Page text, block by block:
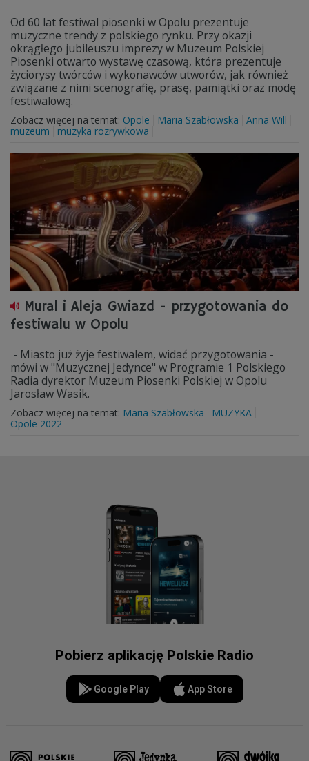
Od 60 lat festiwal piosenki w Opolu prezentuje
muzyczne trendy z polskiego rynku. Przy okazji
okrągłego jubileuszu imprezy w Muzeum Polskiej
Piosenki otwarto wystawę czasową, która prezentuje
życiorysy twórców i wykonawców utworów, jak również
związane z nimi scenografię, prasę, pamiątki oraz modę
festiwalową.
Zobacz więcej na temat: Opole Maria Szabłowska
Anna Will
muzeum
muzyka rozrywkowa
Mural i Aleja Gwiazd - przygotowania do
festiwalu w Opolu
- Miasto już żyje festiwalem, widać przygotowania -
mówi w "Muzycznej Jedynce" w Programie 1 Polskiego
Radia dyrektor Muzeum Piosenki Polskiej w Opolu
Jarosław Wasik.
Zobacz więcej na temat: Maria Szabłowska
MUZYKA
Opole 2022
Pobierz aplikację Polskie Radio
Google Play App Store